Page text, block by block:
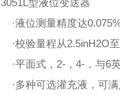
3051L型液位变送器
·液位测量精度达
·校验量程从2.5inH2O
·平面式，2-，4-，与6
·多种可选灌充液，可